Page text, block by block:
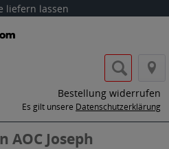
liefern lassen
Bestellung widerrufen
Es gilt unsere Datenschutzerklärung
AOC Joseph